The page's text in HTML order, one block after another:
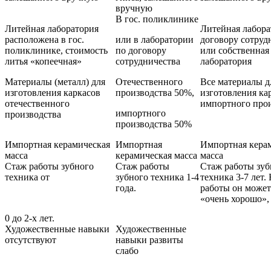
вручную
Литейная лаборатория
расположена в гос.
поликлинике, стоимость
литья «копеечная»
В гос. поликлинике
или в лаборатории
по договору
сотрудничества
Литейная
договору
или собственная
лаборатория
Материалы (металл) для
изготовления каркасов
отечественного
производства
Отечественного
производства 50%,
импортного
производства 50%
Все материалы
изготовления
импортного
Импортная керамическая
масса
Импортная
керамическая масса
Импортная
масса
Стаж работы зубного
техника от
0 до 2-х лет.
Художественные навыки
отсутствуют
Стаж работы
зубного техника 1-4
года.
Художественные
навыки развиты
слабо
Стаж работы
техника 3-7 лет.
работы он может
«очень